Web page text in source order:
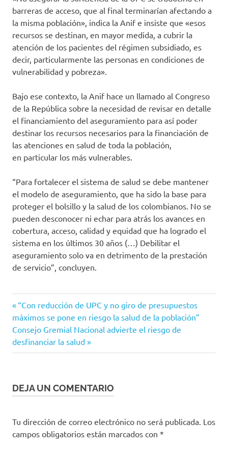
barreras de acceso, que al final terminarían afectando a
la misma población», indica la Anif e insiste que «esos
recursos se destinan, en mayor medida, a cubrir la
atención de los pacientes del régimen subsidiado, es
decir, particularmente las personas en condiciones de
vulnerabilidad y pobreza».
Bajo ese contexto, la Anif hace un llamado al Congreso
de la República sobre la necesidad de revisar en detalle
el financiamiento del aseguramiento para así poder
destinar los recursos necesarios para la financiación de
las atenciones en salud de toda la población,
en particular los más vulnerables.
“Para fortalecer el sistema de salud se debe mantener
el modelo de aseguramiento, que ha sido la base para
proteger el bolsillo y la salud de los colombianos. No se
pueden desconocer ni echar para atrás los avances en
cobertura, acceso, calidad y equidad que ha logrado el
sistema en los últimos 30 años (…) Debilitar el
aseguramiento solo va en detrimento de la prestación
de servicio”, concluyen.
colombia
Informe
Semanal
Navegación
de
entradas
Entrada
anterior:
“Con reducción de UPC y no giro de presupuestos
máximos se pone en riesgo la salud de la población”
Siguiente
entrada:
Consejo Gremial Nacional advierte el riesgo de
desfinanciar la salud
DEJA UN COMENTARIO
Tu dirección de correo electrónico no será publicada. Los
campos obligatorios están marcados con *